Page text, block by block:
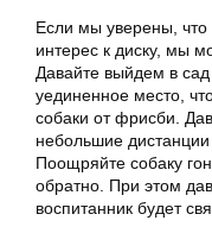
Если мы уверены, что
интерес к диску, мы
Давайте выйдем в
уединенное место,
собаки от фрисби.
небольшие
Поощряйте собаку
обратно. При этом
воспитанник будет